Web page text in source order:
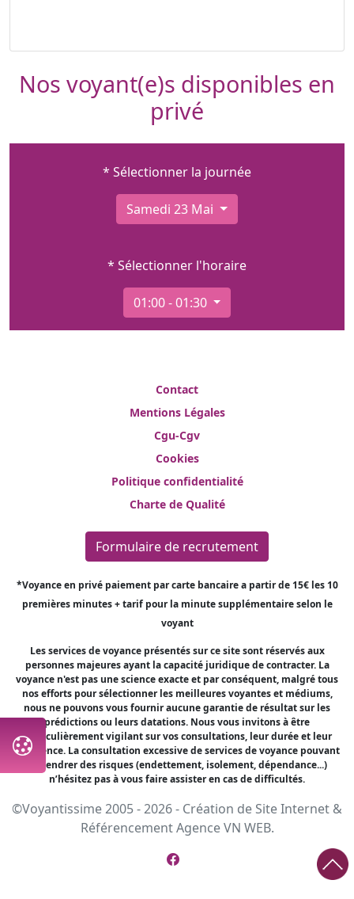
Nos voyant(e)s disponibles en
privé
* Sélectionner la journée
Samedi 23 Mai
* Sélectionner l'horaire
01:00 - 01:30
Contact
Mentions Légales
Cgu-Cgv
Cookies
Politique confidentialité
Charte de Qualité
Formulaire de recrutement
*Voyance en privé paiement par carte bancaire a partir de 15€ les 10
premières minutes + tarif pour la minute supplémentaire selon le
voyant
Les services de voyance présentés sur ce site sont réservés aux
personnes majeures ayant la capacité juridique de contracter. La
voyance n'est pas une science exacte et par conséquent, malgré tous
nos efforts pour sélectionner les meilleures voyantes et médiums,
nous ne pouvons vous fournir aucune garantie de résultat sur les
prédictions ou leurs datations. Nous vous invitons à être
particulièrement vigilant sur vos consultations, leur durée et leur
fréquence. La consultation excessive de services de voyance pouvant
engendrer des risques (endettement, isolement, dépendance...)
n’hésitez pas à vous faire assister en cas de difficultés.
©Voyantissime 2005 - 2026 - Création de Site Internet &
RéférencementAgence VN WEB.